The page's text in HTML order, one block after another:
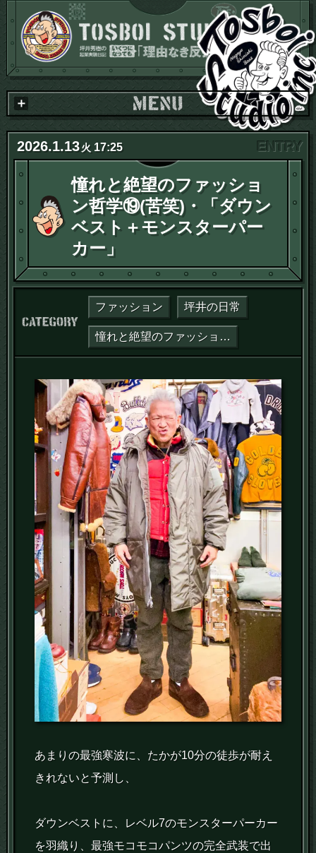
2026.1.13火 17:25
憧れと絶望のファッショ
ン哲学⑲(苦笑)・「ダウン
ベスト＋モンスターパー
カー」
カテゴリー：
ファッション 坪井の日常
憧れと絶望のファッション哲学
あまりの最強寒波に、たかが10分の徒歩が耐え
きれないと予測し、
ダウンベストに、レベル7のモンスターパーカー
を羽織り、最強モコモコパンツの完全武装で出